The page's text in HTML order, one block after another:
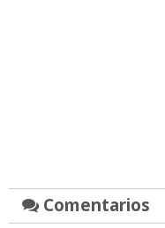
Comentarios